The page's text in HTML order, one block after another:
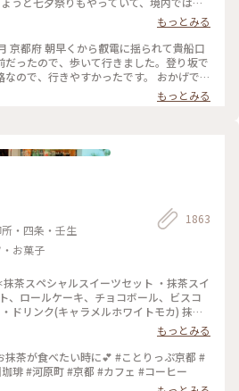
🎋✧̣̥̇ . #貴船神社 #神社巡り #旅のひと もっとみる
京都府 朝早くから叡電に揺られて貴船口
だったので、歩いて行きました。登り坂で
なので、行きやすかったです。 おかげで人
た空気を味わえたので良かったです。 御朱
でした☺️ 京都旅行は早寝早起きになりま
もっとみる
・四条・壬生
お菓子
1863
抹茶スペシャルスイーツセット ・抹茶スイ
、ロールケーキ、チョコボール、ビスコ
ドリンク(キャラメルホワイトモカ) 抹茶
たそうです。 フォークを2本用意して頂い
で完食でした。 #TEO KAFON#抹茶三昧#
#冬のおでかけ
もっとみる
抹茶が食べたい時に💕 #ことりっぷ京都 #
琲 #河原町 #京都 #カフェ #コーヒー